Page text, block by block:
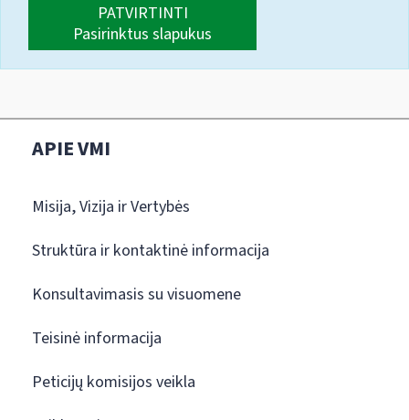
PATVIRTINTI
Pasirinktus slapukus
APIE VMI
Misija, Vizija ir Vertybės
Struktūra ir kontaktinė informacija
Konsultavimasis su visuomene
Teisinė informacija
Peticijų komisijos veikla